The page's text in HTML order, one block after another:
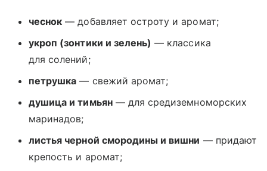
чеснок — добавляет остроту и аромат;
укроп (зонтики и зелень) — классика
для солений;
петрушка — свежий аромат;
душица и тимьян— для средиземноморских
маринадов;
листья черной смородины и вишни — придают
крепость и аромат;